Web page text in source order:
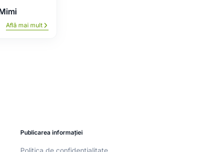
Află mai mult
Publicarea informației